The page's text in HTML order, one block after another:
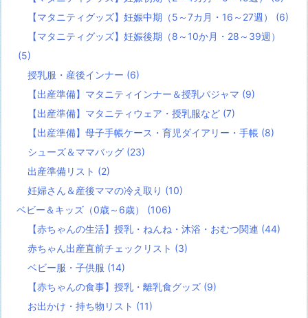
【マタニティグッズ】妊娠中期（5～7カ月・16～27週） (6)
【マタニティグッズ】妊娠後期（8～10か月・28～39週）
(5)
授乳服・産後インナー (6)
【出産準備】マタニティインナー＆授乳パジャマ (9)
【出産準備】マタニティウェア・授乳服など (7)
【出産準備】母子手帳ケース・育児ダイアリー・手帳 (8)
シューズ＆ママバッグ (23)
出産準備リスト (2)
妊婦さん＆産後ママの冷え取り (10)
ベビー＆キッズ（0歳～6歳） (106)
【赤ちゃんの生活】授乳・ねんね・沐浴・おむつ関連 (44)
赤ちゃん出産直前チェックリスト (3)
ベビー服・子供服 (14)
【赤ちゃんの食事】授乳・離乳食グッズ (9)
お出かけ・持ち物リスト (11)